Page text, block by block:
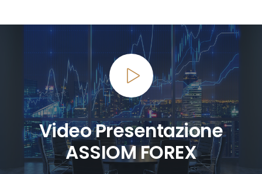
Video Presentazione
ASSIOM FOREX